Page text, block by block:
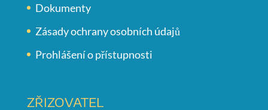
Dokumenty
Zásady ochrany osobních údajů
Prohlášení o přístupnosti
ZŘIZOVATEL